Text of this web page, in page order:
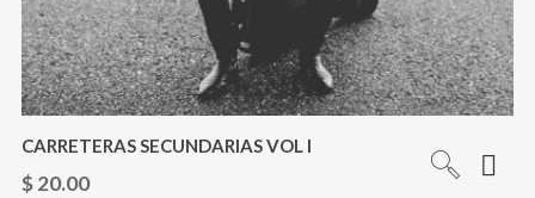
CARRETERAS SECUNDARIAS VOL I
$20.00